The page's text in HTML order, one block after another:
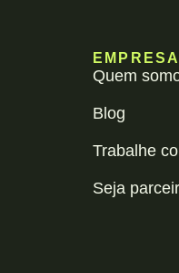
EMPRESA
Quem
Blog
Trabalhe
Seja